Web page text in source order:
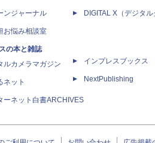
ンジャーナル
お悩み相談室
の本と雑誌
ルカメラマガジン
ネット
ーネット白書ARCHIVES
DIGITAL X（デジタル
インプレスブックス
NextPublishing